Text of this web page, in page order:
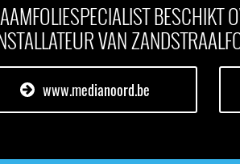
BESCHIKT
VAN
www.medianoord.be